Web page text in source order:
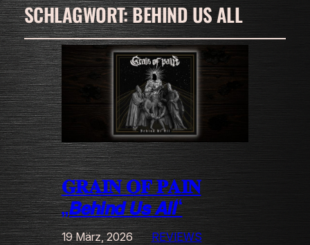
SCHLAGWORT:BEHIND US ALL
𝐆𝐑𝐀𝐈𝐍 𝐎𝐅 𝐏𝐀𝐈𝐍
„𝘽𝙚𝙝𝙞𝙣𝙙 𝙐𝙨 𝘼𝙡𝙡“
19 März, 2026 REVIEWS